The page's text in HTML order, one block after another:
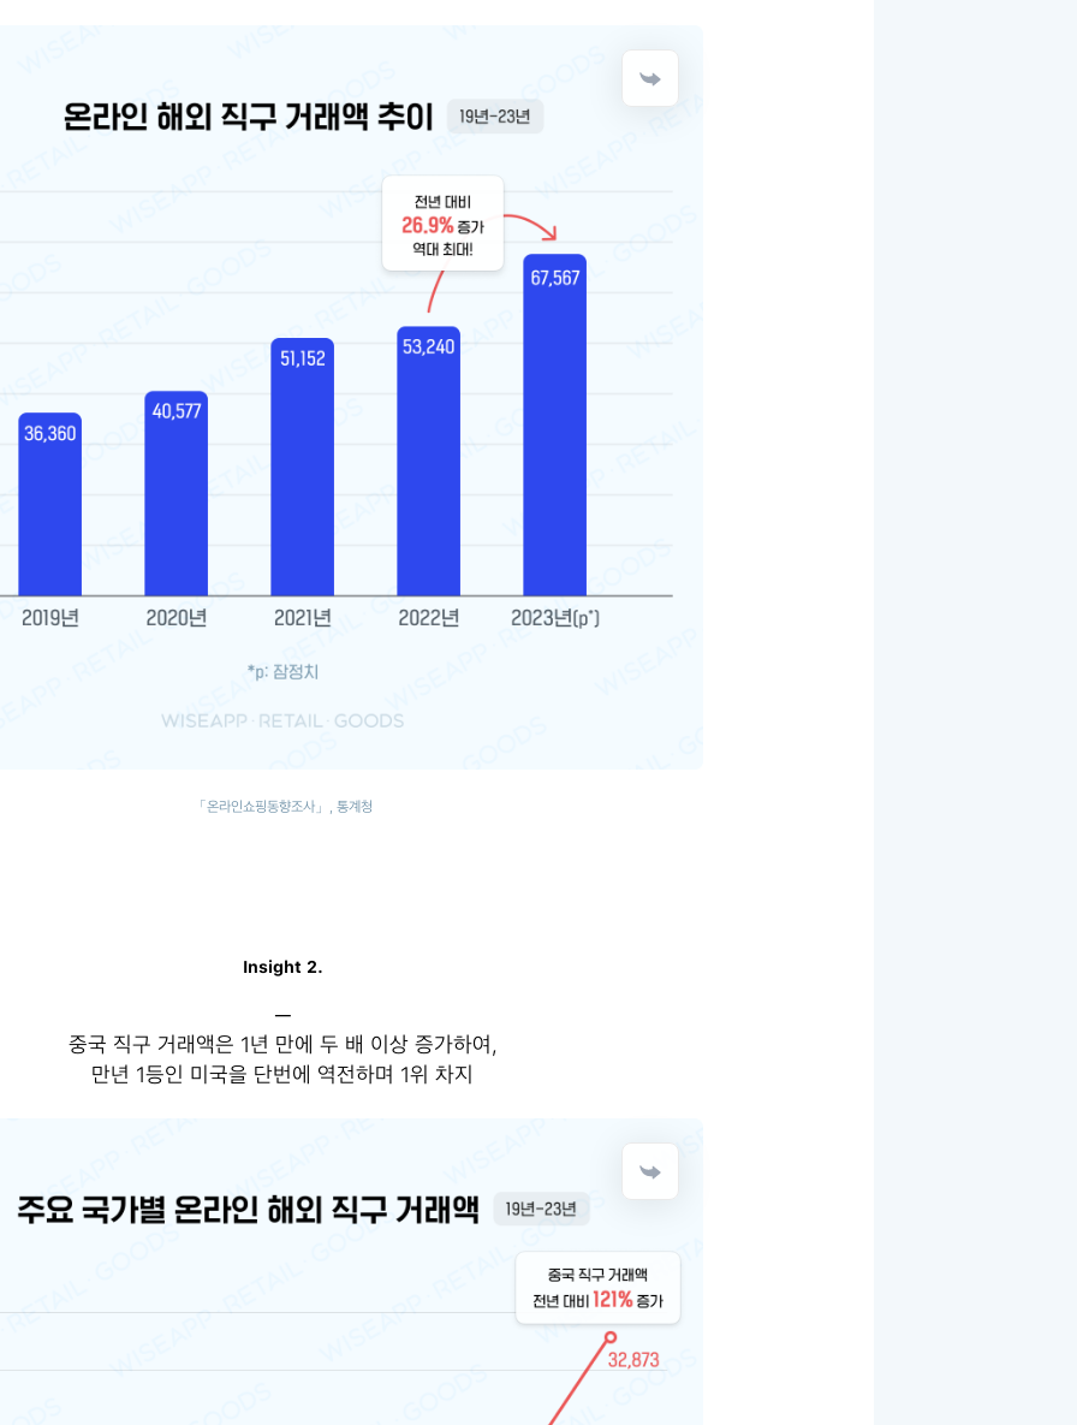
「온라인쇼핑동향조사」, 통계청
Insight 2.
─
중국 직구 거래액은 1년 만에 두 배 이상 증가하여,
만년 1등인 미국을 단번에 역전하며 1위 차지